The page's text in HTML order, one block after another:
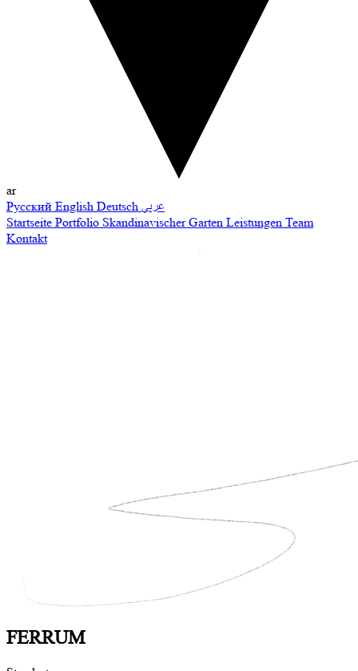
ar
Русский English Deutsch عربي
Startseite Portfolio Skandinavischer Garten Leistungen Team
Kontakt
FERRUM